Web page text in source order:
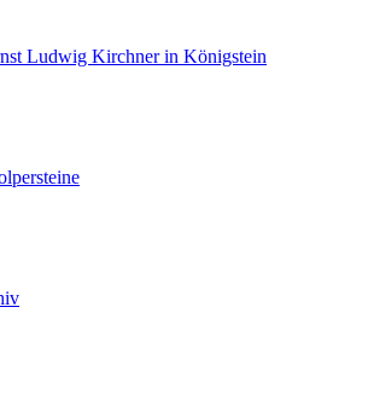
Ludwig Kirchner in Königstein